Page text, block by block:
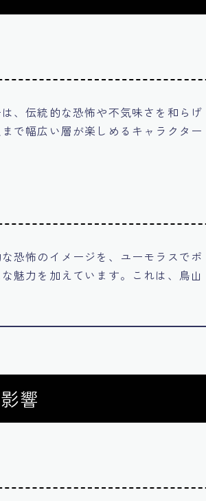
、伝統的な恐怖や不気味さを和らげ
で幅広い層が楽しめるキャラクター
恐怖のイメージを、ユーモラスでポ
魅力を加えています。これは、鳥山
響